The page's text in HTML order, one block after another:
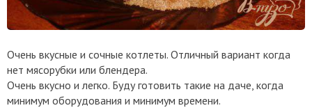
Очень вкусные и сочные котлеты. Отличный вариант когда
нет мясорубки или блендера.
Очень вкусно и легко. Буду готовить такие на даче, когда
минимум оборудования и минимум времени.